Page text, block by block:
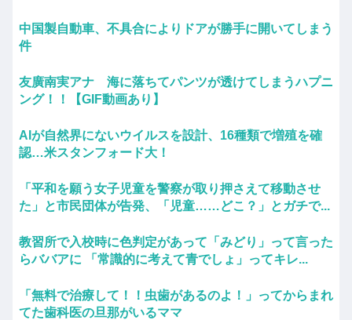
中国製自動車、不具合によりドアが勝手に開いてしまう
件
友廣南実アナ 海に落ちてパンツが透けてしまうハプニ
ング！！【GIF動画あり】
AIが自然界にないウイルスを設計、16種類で増殖を確
認…米スタンフォード大！
「平和を願う女子児童を警察が取り押さえて移動させ
た」と市民団体が告発、「児童……どこ？」とガチで...
教習所で入校時に色判定があって「みどり」って言った
らババアに 「常識的に考えて青でしょ」ってキレ...
「無料で治療して！！虫歯があるのよ！」ってからまれ
てた歯科医の旦那がいるママ